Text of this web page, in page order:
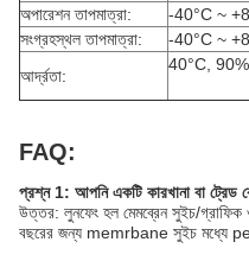
অপারেশন তাপমাত্রা:
-40°C ~
সংগ্রহস্থল তাপমাত্রা:
-40°C ~
আর্দ্রতা:
40°C,
FAQ:
প্রশ্ন 1: আপনি একটি কারখানা বা ট্রেড
উত্তর: লুনফেং হল মেমব্রেন সুইচ/
বছরের জন্য memrbane সুইচ মধ্যে